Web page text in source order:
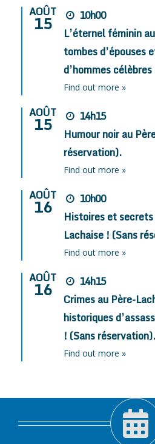
AOÛT
15
10h00
L’éternel féminin
tombes d’épouses
d’hommes
Find out more »
AOÛT
15
14h15
Humour noir au
réservation).
Find out more »
AOÛT
16
10h00
Histoires et
Lachaise ! (Sans
Find out more »
AOÛT
16
14h15
Crimes au Père-
historiques
! (Sans réservation).
Find out more »